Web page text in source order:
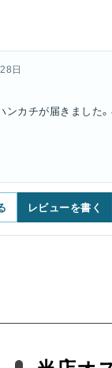
日
ンカチが届きました
レビューを書く